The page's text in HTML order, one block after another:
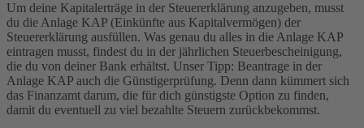
Um deine Kapitalerträge in der Steuererklärung anzugeben, musst
du die Anlage KAP (Einkünfte aus Kapitalvermögen) der
Steuererklärung ausfüllen. Was genau du alles in die Anlage KAP
eintragen musst, findest du in der jährlichen Steuerbescheinigung,
die du von deiner Bank erhältst. Unser Tipp: Beantrage in der
Anlage KAP auch die Günstigerprüfung. Denn dann kümmert sich
das Finanzamt darum, die für dich günstigste Option zu finden,
damit du eventuell zu viel bezahlte Steuern zurückbekommst.